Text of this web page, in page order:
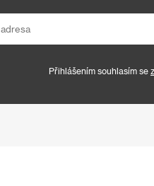
Přihlášením souhlasím se